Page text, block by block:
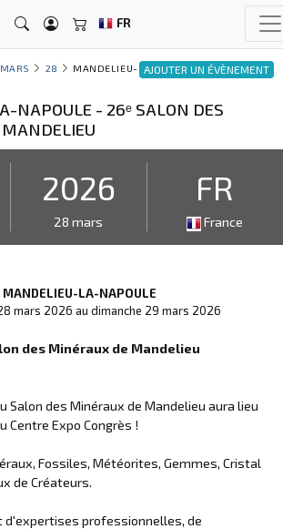
FR
AJOUTER UN ÉVÈNEMENT
MARS 28
MANDELIEU-
NAPOULE - 26ᵉ SALON DES
2026
28 mars
FR
France
MANDELIEU-LA-NAPOULE
mars 2026 au dimanche 29 mars 2026
des Minéraux de Mandelieu
Salon des Minéraux de Mandelieu aura lieu
Centre Expo Congrès !
Fossiles, Météorites, Gemmes, Cristal
de Créateurs.
d'expertises professionnelles, de